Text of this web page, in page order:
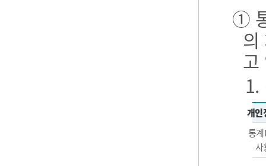
①
의
고
1.
개인
통
사